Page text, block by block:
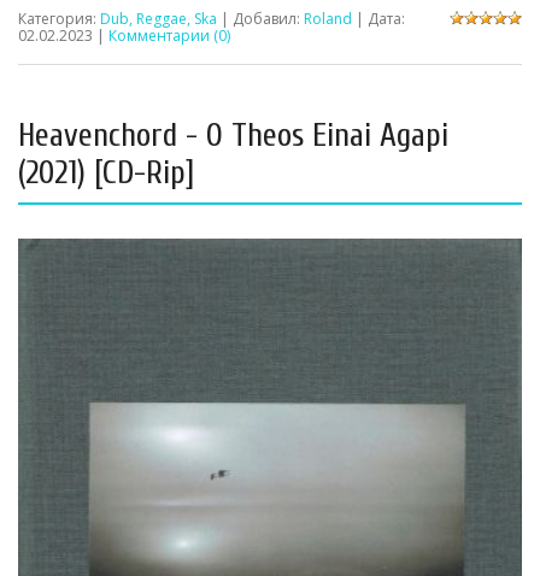
Категория: Dub, Reggae, Ska | Добавил: Roland | Дата:
02.02.2023 | Комментарии (0)
Heavenchord - O Theos Einai Agapi
(2021) [CD-Rip]